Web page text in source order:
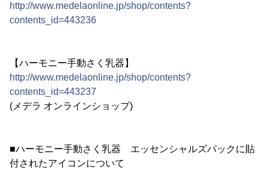
http://www.medelaonline.jp/shop/contents?
contents_id=443236
【ハーモニー手動さく乳器】
http://www.medelaonline.jp/shop/contents?
contents_id=443237
(メデラ オンラインショップ)
■ハーモニー手動さく乳器 エッセンシャルズパックに貼
付されたアイコンについて